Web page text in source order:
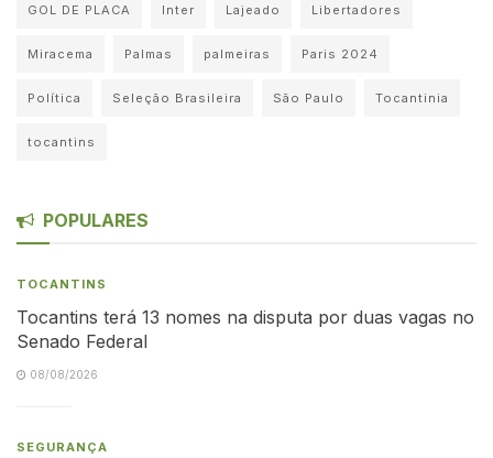
GOL DE PLACA Inter Lajeado Libertadores
Miracema Palmas palmeiras Paris 2024
Política Seleção Brasileira São Paulo Tocantinia
tocantins
POPULARES
TOCANTINS
Tocantins terá 13 nomes na disputa por duas vagas no
Senado Federal
08/08/2026
SEGURANÇA